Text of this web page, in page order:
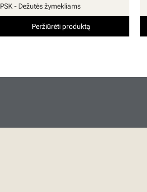
PSK - Dežutės žymekliams
Peržiūrėti produktą